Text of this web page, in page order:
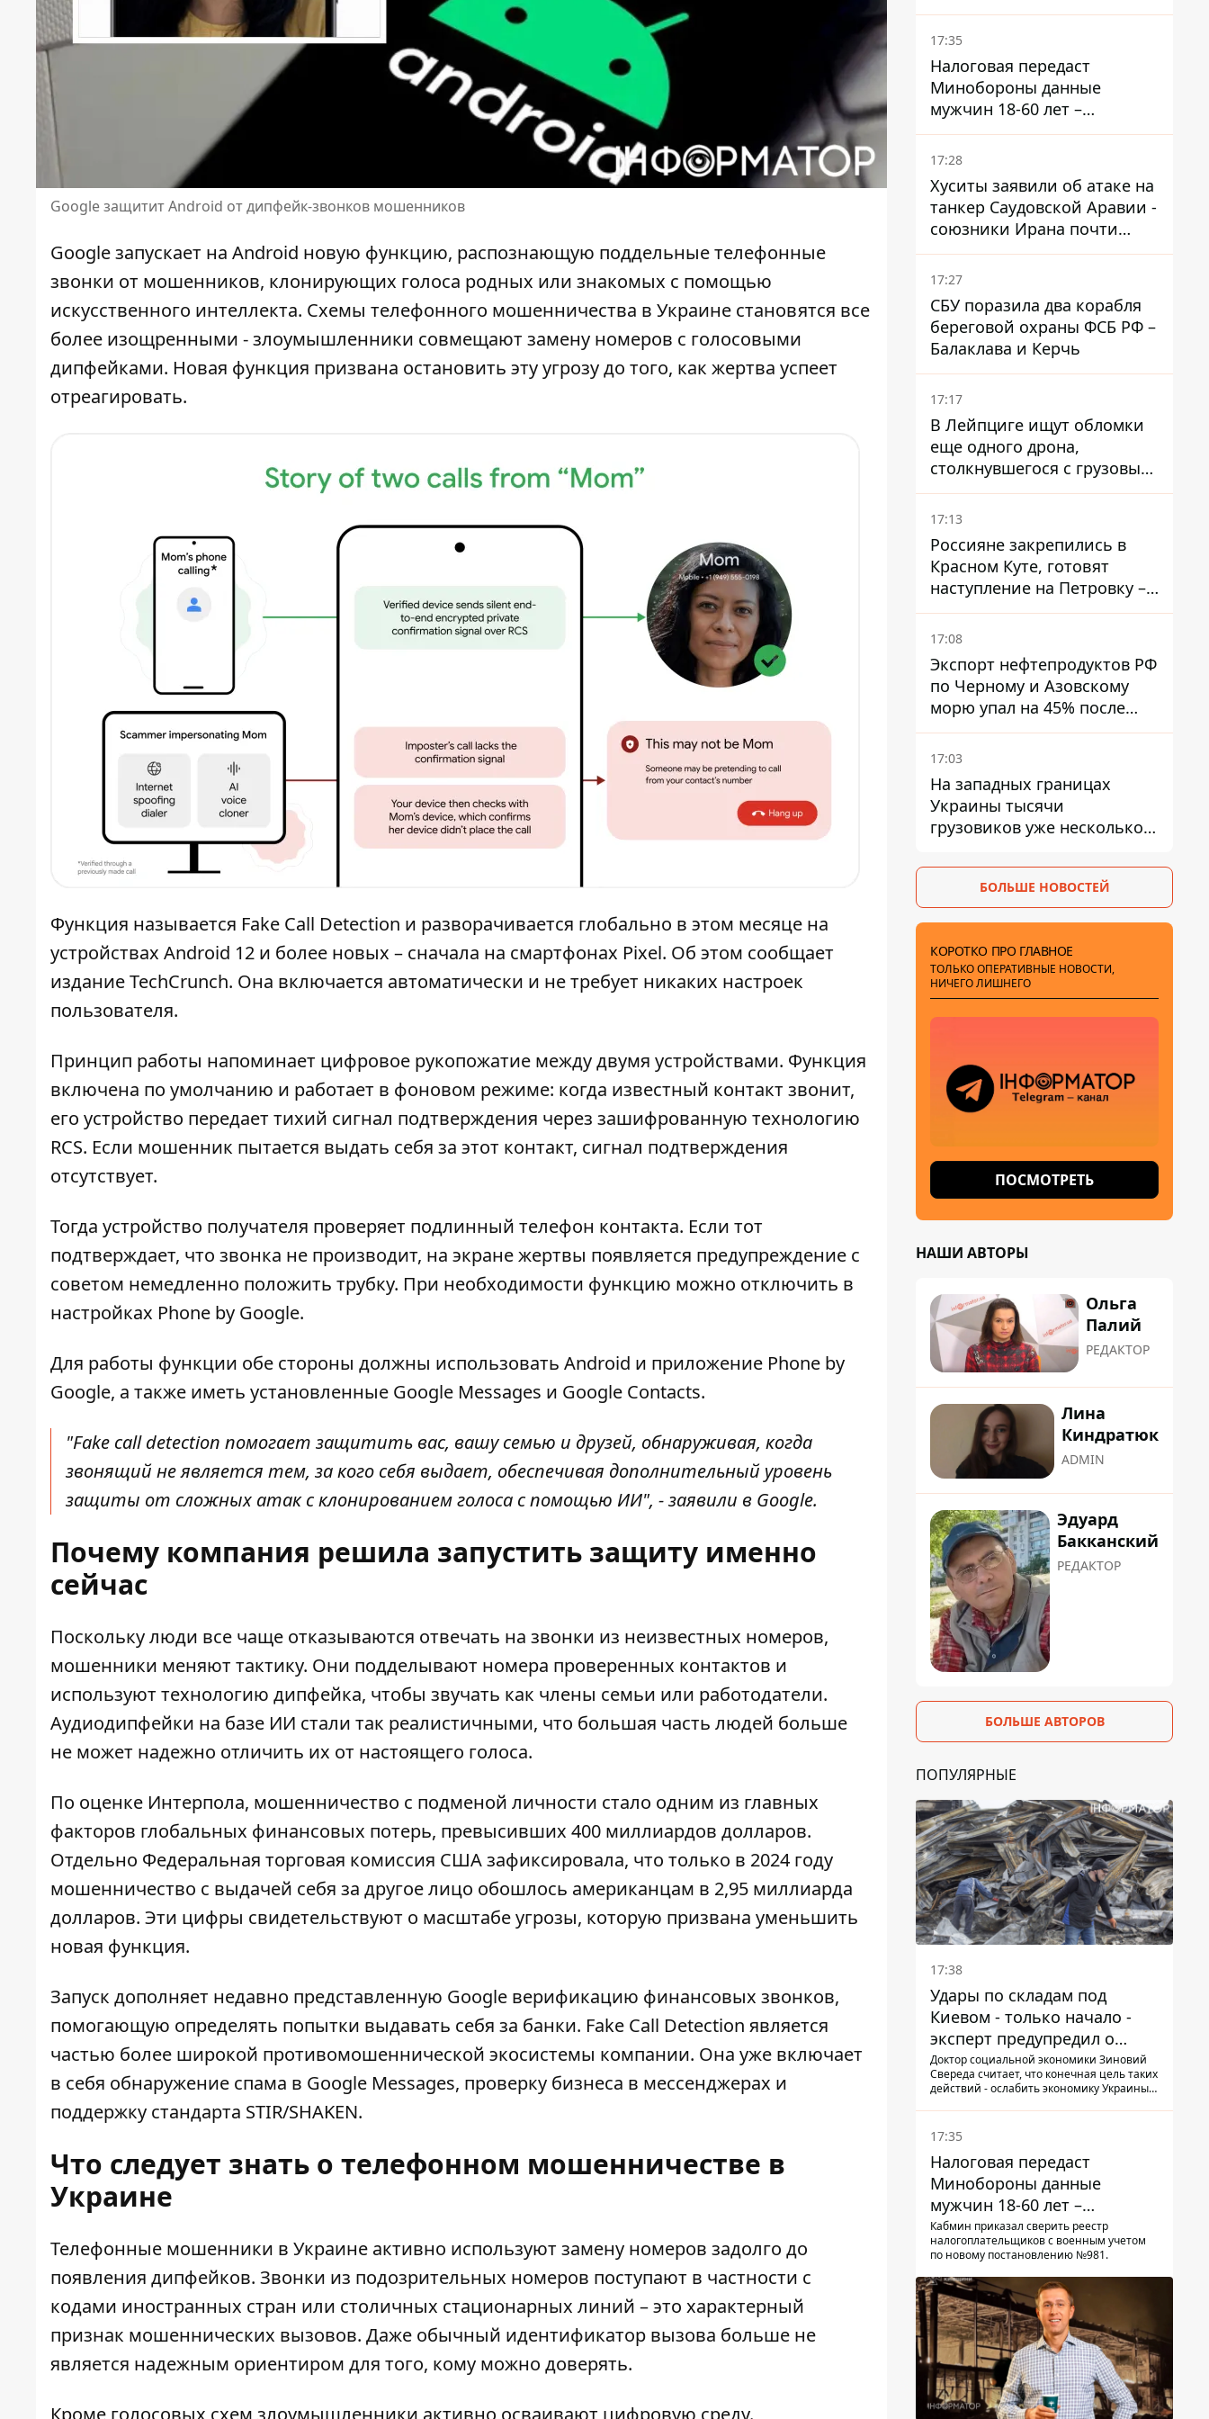
Google защитит Android от дипфейк-звонков мошенников
Google запускает на Android новую функцию, распознающую поддельные телефонные
звонки от мошенников, клонирующих голоса родных или знакомых с помощью
искусственного интеллекта. Схемы телефонного мошенничества в Украине становятся все
более изощренными - злоумышленники совмещают замену номеров с голосовыми
дипфейками. Новая функция призвана остановить эту угрозу до того, как жертва успеет
отреагировать.
Функция называется Fake Call Detection и разворачивается глобально в этом месяце на
устройствах Android 12 и более новых – сначала на смартфонах Pixel. Об этом сообщает
издание TechCrunch. Она включается автоматически и не требует никаких настроек
пользователя.
Принцип работы напоминает цифровое рукопожатие между двумя устройствами. Функция
включена по умолчанию и работает в фоновом режиме: когда известный контакт звонит,
его устройство передает тихий сигнал подтверждения через зашифрованную технологию
RCS. Если мошенник пытается выдать себя за этот контакт, сигнал подтверждения
отсутствует.
Тогда устройство получателя проверяет подлинный телефон контакта. Если тот
подтверждает, что звонка не производит, на экране жертвы появляется предупреждение с
советом немедленно положить трубку. При необходимости функцию можно отключить в
настройках Phone by Google.
Для работы функции обе стороны должны использовать Android и приложение Phone by
Google, а также иметь установленные Google Messages и Google Contacts.
"Fake call detection помогает защитить вас, вашу семью и друзей, обнаруживая, когда
звонящий не является тем, за кого себя выдает, обеспечивая дополнительный уровень
защиты от сложных атак с клонированием голоса с помощью ИИ", - заявили в Google.
Почему компания решила запустить защиту именно
сейчас
Поскольку люди все чаще отказываются отвечать на звонки из неизвестных номеров,
мошенники меняют тактику. Они подделывают номера проверенных контактов и
используют технологию дипфейка, чтобы звучать как члены семьи или работодатели.
Аудиодипфейки на базе ИИ стали так реалистичными, что большая часть людей больше
не может надежно отличить их от настоящего голоса.
По оценке Интерпола, мошенничество с подменой личности стало одним из главных
факторов глобальных финансовых потерь, превысивших 400 миллиардов долларов.
Отдельно Федеральная торговая комиссия США зафиксировала, что только в 2024 году
мошенничество с выдачей себя за другое лицо обошлось американцам в 2,95 миллиарда
долларов. Эти цифры свидетельствуют о масштабе угрозы, которую призвана уменьшить
новая функция.
Запуск дополняет недавно представленную Google верификацию финансовых звонков,
помогающую определять попытки выдавать себя за банки. Fake Call Detection является
частью более широкой противомошеннической экосистемы компании. Она уже включает
в себя обнаружение спама в Google Messages, проверку бизнеса в мессенджерах и
поддержку стандарта STIR/SHAKEN.
Что следует знать о телефонном мошенничестве в
Украине
Телефонные мошенники в Украине активно используют замену номеров задолго до
появления дипфейков. Звонки из подозрительных номеров поступают в частности с
кодами иностранных стран или столичных стационарных линий – это характерный
признак мошеннических вызовов. Даже обычный идентификатор вызова больше не
является надежным ориентиром для того, кому можно доверять.
новой угрозе
17:35
Налоговая передаст
Минобороны данные
мужчин 18-60 лет –
постановление Кабмина
17:28
Хуситы заявили об атаке на
танкер Саудовской Аравии -
союзники Ирана почти
закрыли Баб-эль-
Мандебский пролив
17:27
СБУ поразила два корабля
береговой охраны ФСБ РФ –
Балаклава и Керчь
17:17
В Лейпциге ищут обломки
еще одного дрона,
столкнувшегося с грузовым
самолетом
17:13
Россияне закрепились в
Красном Куте, готовят
наступление на Петровку –
на Дружковском
направлении есть угроза
обхода позиций ВСУ
17:08
Экспорт нефтепродуктов РФ
по Черному и Азовскому
морю упал на 45% после
ударов Украины
17:03
На западных границах
Украины тысячи
грузовиков уже несколько
очереди – это признак
экономического краха
БОЛЬШЕ НОВОСТЕЙ
КОРОТКО ПРО ГЛАВНОЕ
ТОЛЬКО ОПЕРАТИВНЫЕ НОВОСТИ,
НИЧЕГО ЛИШНЕГО
ПОСМОТРЕТЬ
НАШИ АВТОРЫ
Ольга
Палий
РЕДАКТОР
Лина
Киндратюк
ADMIN
Эдуард
Бакканский
РЕДАКТОР
БОЛЬШЕ АВТОРОВ
ПОПУЛЯРНЫЕ
17:38
Удары по складам под
Киевом - только начало -
эксперт предупредил о
новой угрозе
Доктор социальной экономики Зиновий
Свереда считает, что конечная цель таких
действий - ослабить экономику Украины и
17:35
Налоговая передаст
Минобороны данные
мужчин 18-60 лет –
постановление Кабмина
Кабмин приказал сверить реестр
налогоплательщиков с военным учетом
по новому постановлению №981.